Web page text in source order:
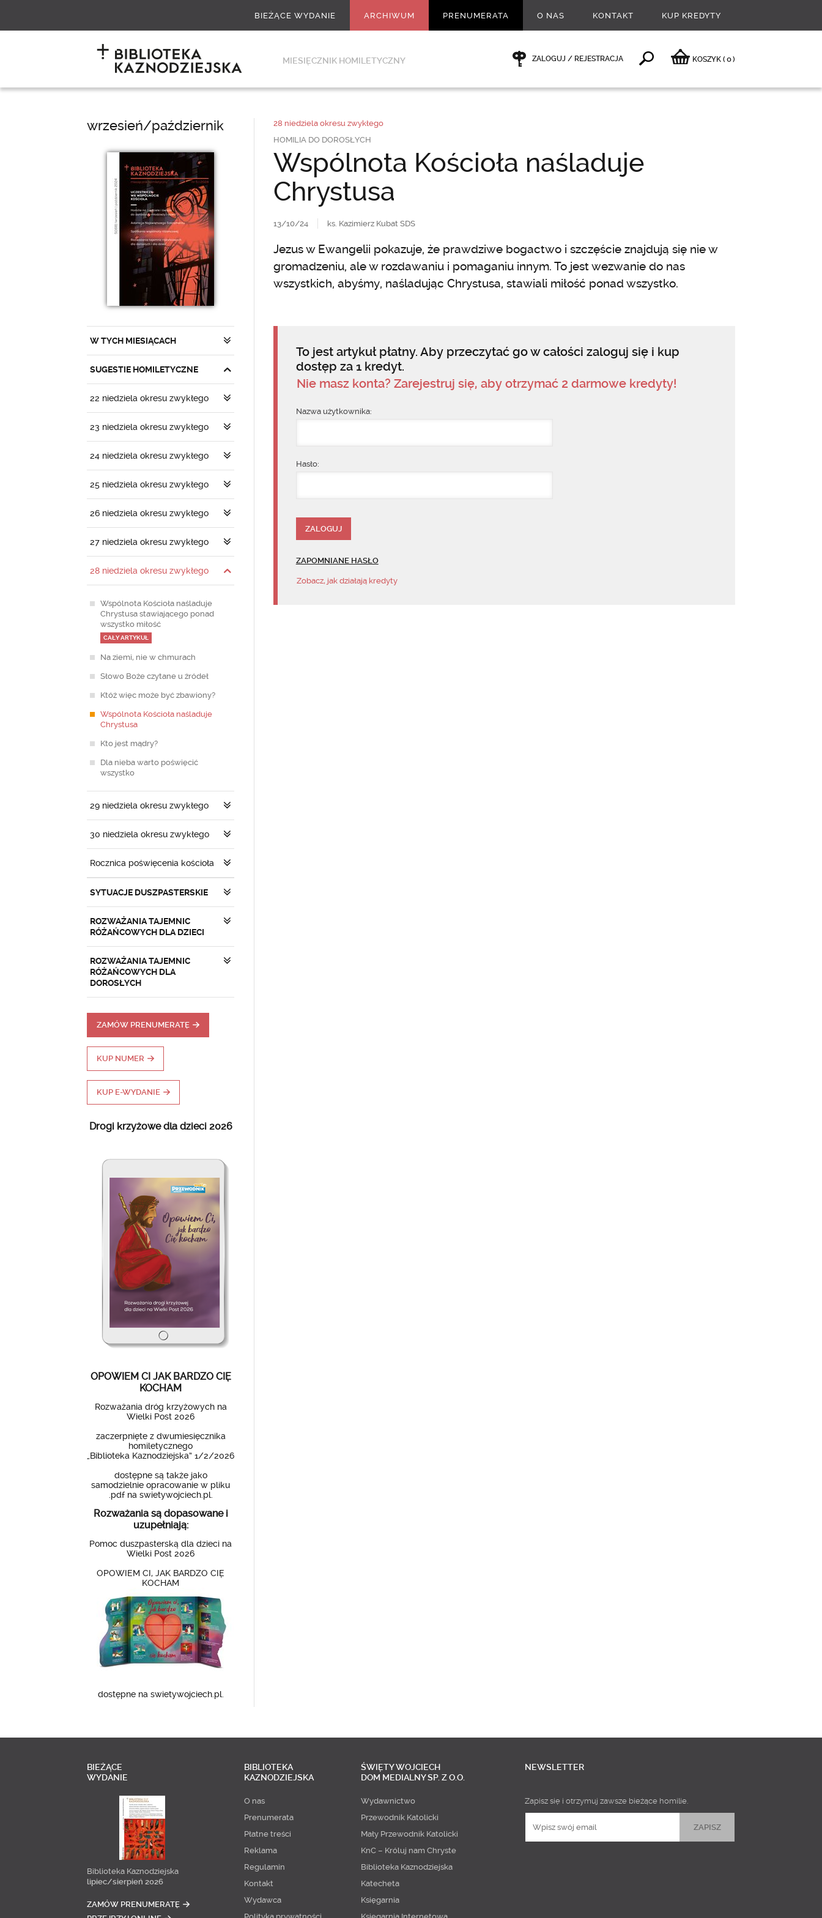
BIEŻĄCE WYDANIE ARCHIWUM PRENUMERATA O NAS KONTAKT KUP KREDYTY
MIESIĘCZNIK HOMILETYCZNY ZALOGUJ / REJESTRACJA KOSZYK ( 0)
wrzesień/październik
W TYCH MIESIĄCACH
SUGESTIE HOMILETYCZNE
22 niedziela okresu zwykłego
23 niedziela okresu zwykłego
24 niedziela okresu zwykłego
25 niedziela okresu zwykłego
26 niedziela okresu zwykłego
27 niedziela okresu zwykłego
28 niedziela okresu zwykłego
Wspólnota Kościoła naśladuje
Chrystusa stawiającego ponad
wszystko miłość
CAŁY ARTYKUŁ
Na ziemi, nie w chmurach
Słowo Boże czytane u źródeł
Któż więc może być zbawiony?
Wspólnota Kościoła naśladuje
Chrystusa
Kto jest mądry?
Dla nieba warto poświęcić
wszystko
29 niedziela okresu zwykłego
30 niedziela okresu zwykłego
Rocznica poświęcenia kościoła
SYTUACJE DUSZPASTERSKIE
ROZWAŻANIA TAJEMNIC
RÓŻAŃCOWYCH DLA DZIECI
ROZWAŻANIA TAJEMNIC
RÓŻAŃCOWYCH DLA
DOROSŁYCH
ZAMÓW PRENUMERATĘ
KUP NUMER
KUP E-WYDANIE
Drogi krzyżowe dla dzieci 2026
OPOWIEM CI JAK BARDZO CIĘ
KOCHAM
Rozważania dróg krzyżowych na
Wielki Post 2026
zaczerpnięte z dwumiesięcznika
homiletycznego
„Biblioteka Kaznodziejska” 1/2/2026
dostępne są także jako
samodzielnie opracowanie w pliku
.pdf na swietywojciech.pl.
Rozważania są dopasowane i
uzupełniają:
Pomoc duszpasterską dla dzieci na
Wielki Post 2026
OPOWIEM CI, JAK BARDZO CIĘ
KOCHAM
dostępne na swietywojciech.pl.
28 niedziela okresu zwykłego
HOMILIA DO DOROSŁYCH
Wspólnota Kościoła naśladuje
Chrystusa
13/10/24 ks. Kazimierz Kubat SDS
Jezus w Ewangelii pokazuje, że prawdziwe bogactwo i szczęście znajdują się nie w
gromadzeniu, ale w rozdawaniu i pomaganiu innym. To jest wezwanie do nas
wszystkich, abyśmy, naśladując Chrystusa, stawiali miłość ponad wszystko.
To jest artykuł płatny. Aby przeczytać go w całości zaloguj się i kup
dostęp za 1 kredyt.
Nie masz konta? Zarejestruj się, aby otrzymać 2 darmowe kredyty!
Nazwa użytkownika:
Hasło:
ZAPOMNIANE HASŁO
Zobacz, jak działają kredyty
BIEŻĄCE
WYDANIE
Biblioteka Kaznodziejska
lipiec/sierpień 2026
ZAMÓW PRENUMERATĘ
BIBLIOTEKA
KAZNODZIEJSKA
O nas
Prenumerata
Płatne treści
Reklama
Regulamin
Kontakt
Wydawca
ŚWIĘTY WOJCIECH
DOM MEDIALNY SP. Z O.O.
Wydawnictwo
Przewodnik Katolicki
Mały Przewodnik Katolicki
KnC – Króluj nam Chryste
Biblioteka Kaznodziejska
Katecheta
Księgarnia
NEWSLETTER
Zapisz się i otrzymuj zawsze bieżące homilie.